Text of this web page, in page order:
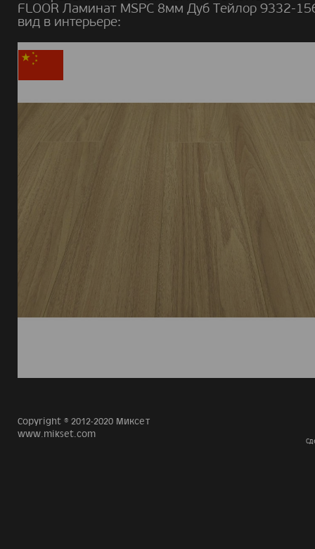
FLOOR Ламинат MSPC 8мм Дуб Тейлор 9332-
вид в интерьере:
Copyright © 2012-2020 Миксет
www.mikset.com